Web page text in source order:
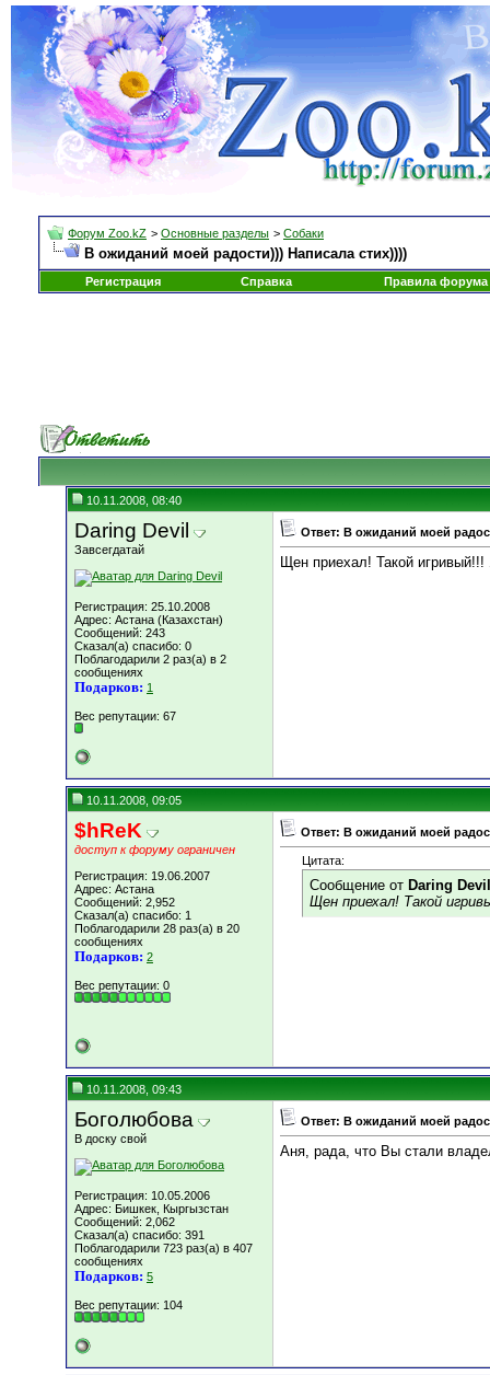
Форум Zoo.kZ > Основные разделы > Собаки
В ожиданий моей радости))) Написала стих))))
Регистрация Справка Правила форума
10.11.2008, 08:40
Daring Devil
Завсегдатай
Регистрация: 25.10.2008
Адрес: Астана (Казахстан)
Сообщений: 243
Сказал(а) спасибо: 0
Поблагодарили 2 раз(а) в 2
сообщениях
Подарков: 1
Вес репутации: 67
Ответ: В ожиданий моей
Щен приехал! Такой
10.11.2008, 09:05
$hReK
доступ к форуму ограничен
Регистрация: 19.06.2007
Адрес: Астана
Сообщений: 2,952
Сказал(а) спасибо: 1
Поблагодарили 28 раз(а) в 20
сообщениях
Подарков: 2
Вес репутации: 0
Ответ: В ожиданий моей
Цитата:
Сообщение от Daring Devil
Щен приехал! Такой
10.11.2008, 09:43
Боголюбова
В доску свой
Регистрация: 10.05.2006
Адрес: Бишкек, Кыргызстан
Сообщений: 2,062
Сказал(а) спасибо: 391
Поблагодарили 723 раз(а) в 407
сообщениях
Подарков: 5
Вес репутации: 104
Ответ: В ожиданий моей
Аня, рада, что Вы стали